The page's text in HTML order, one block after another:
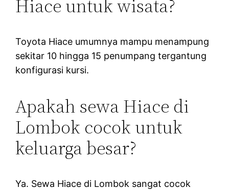
Hiace untuk wisata?
Toyota Hiace umumnya mampu menampung
sekitar 10 hingga 15 penumpang tergantung
konfigurasi kursi.
Apakah sewa Hiace di
Lombok cocok untuk
keluarga besar?
Ya. Sewa Hiace di Lombok sangat cocok